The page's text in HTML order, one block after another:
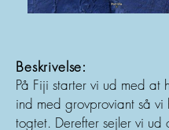
Beskrivelse:
På Fiji starter vi ud med at
ind med grovproviant så vi
togtet. Derefter sejler vi ud